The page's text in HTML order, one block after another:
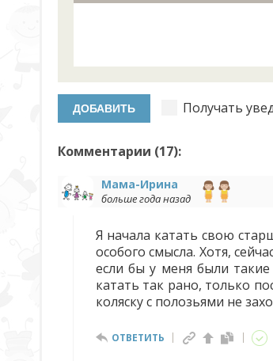
Получать
Комментарии (17):
Мама-Ирина
больше года назад
Я начала катать свою
особого смысла. Хотя,
если бы у меня были
катать так рано, только
коляску с полозьями не
ОТВЕТИТЬ